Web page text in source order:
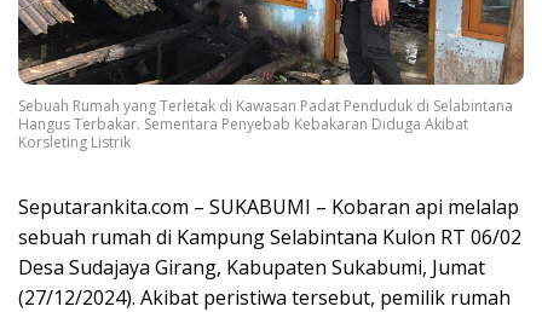
Sebuah Rumah yang Terletak di Kawasan Padat Penduduk di Selabintana
Hangus Terbakar. Sementara Penyebab Kebakaran Diduga Akibat
Korsleting Listrik
Seputarankita.com – SUKABUMI – Kobaran api melalap
sebuah rumah di Kampung Selabintana Kulon RT 06/02
Desa Sudajaya Girang, Kabupaten Sukabumi, Jumat
(27/12/2024). Akibat peristiwa tersebut, pemilik rumah